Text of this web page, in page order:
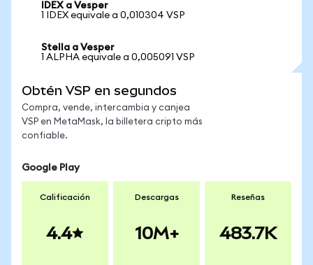
IDEX a Vesper
1 IDEX equivale a 0,010304 VSP
Stella a Vesper
1 ALPHA equivale a 0,005091 VSP
Obtén VSP en segundos
Compra, vende, intercambia y canjea
VSP en MetaMask, la billetera cripto más
confiable.
Google Play
Calificación
4.4
Descargas
10M+
Reseñas
483.7K